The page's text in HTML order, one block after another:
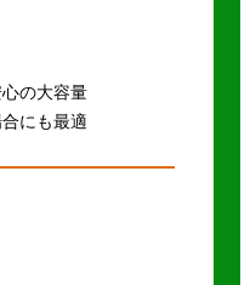
の大容量
にも最適